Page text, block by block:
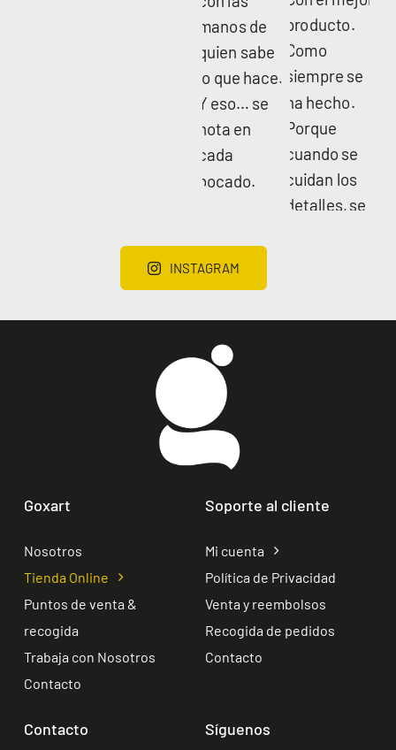
INSTAGRAM
Goxart
Nosotros
Tienda Online
Puntos de venta &
recogida
Trabaja con Nosotros
Contacto
Soporte al cliente
Mi cuenta
Política de Privacidad
Venta y reembolsos
Recogida de pedidos
Contacto
Contacto Síguenos